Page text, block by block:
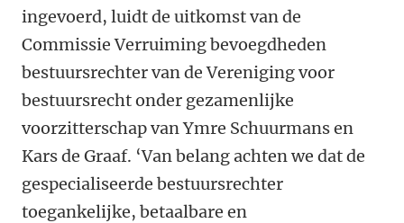
ingevoerd, luidt de uitkomst van de
Commissie Verruiming bevoegdheden
bestuursrechter van de Vereniging voor
bestuursrecht onder gezamenlijke
voorzitterschap van Ymre Schuurmans en
Kars de Graaf. ‘Van belang achten we dat de
gespecialiseerde bestuursrechter
toegankelijke, betaalbare en